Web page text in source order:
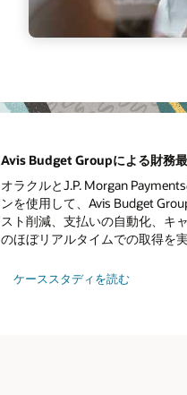
Avis Budget Groupによる財務
オラクルとJ.P. Morgan
ンを使用して、Avis Budget
スト削減、支払いの自動化、キ
のほぼリアルタイムでの取得を
ケーススタディを読む